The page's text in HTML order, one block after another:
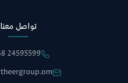
تواصل معنا
24595599